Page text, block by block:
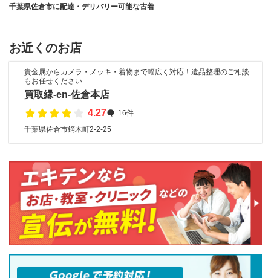
千葉県佐倉市に配達・デリバリー可能な古着
お近くのお店
貴金属からカメラ・メッキ・着物まで幅広く対応！遺品整理のご相談
もお任せください
買取縁-en-佐倉本店
4.27
16件
千葉県佐倉市鏑木町2-2-25